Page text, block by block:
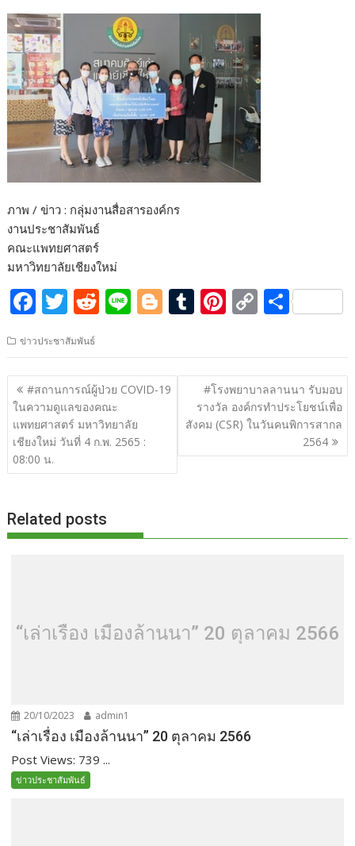
ภาพ / ข่าว : กลุ่มงานสื่อสารองค์กร
งานประชาสัมพันธ์
คณะแพทยศาสตร์
มหาวิทยาลัยเชียงใหม่
F
e
b
o
o
k
T
itt
er
R
d
di
t
Li
e
Bl
g
g
er
T
m
bl
r
Pi
er
e
st
C
p
y
Li
n
k
S
ar
e
ข่าวประชาสัมพันธ์
แนะแนว
เรื่อง
#สถานการณ์ผู้ป่วย COVID-19
ในความดูแลของคณะ
แพทยศาสตร์ มหาวิทยาลัย
เชียงใหม่ วันที่ 4 ก.พ. 2565 :
08:00 น.
#โรงพยาบาลลานนา รับมอบ
รางวัล องค์กรทำประโยชน์เพื่อ
สังคม (CSR) ในวันคนพิการสากล
2564
Related posts
“เล่าเรื่อง เมืองล้านนา” 20 ตุลาคม 2566
20/10/2023 admin1
“เล่าเรื่อง เมืองล้านนา” 20 ตุลาคม 2566
Post Views: 739 ...
ข่าวประชาสัมพันธ์